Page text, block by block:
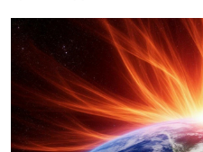
фото
Основные прогнозы на 10